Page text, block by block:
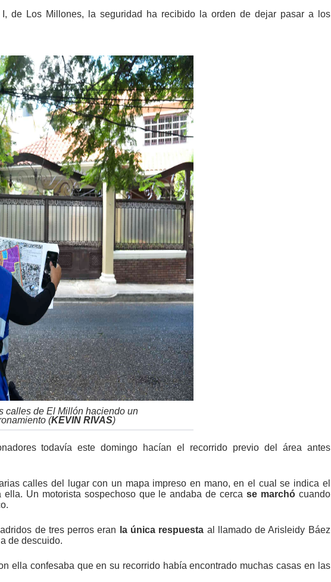
de Los Millones, la seguridad ha recibido la orden de dejar pasar a los
calles de El Millón haciendo un
(KEVIN RIVAS)
todavía este domingo hacían el recorrido previo del área antes
calles del lugar con un mapa impreso en mano, en el cual se indica el
Un motorista sospechoso que le andaba de cerca se marchócuando
de tres perros eran la única respuesta al llamado de Arisleidy Báez
de descuido.
ella confesaba que en su recorrido había encontrado muchas casas en las